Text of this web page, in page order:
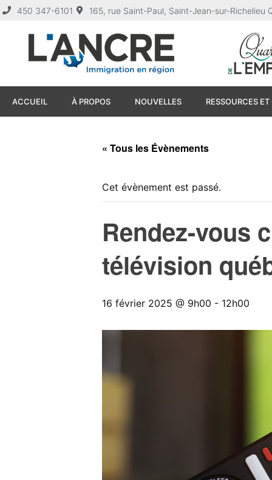
450 347-6101 165, rue Saint-Paul, Saint-Jean-sur-Richelieu
ACCUEIL À PROPOS NOUVELLES RESSOURCES
« Tous les Évènements
Cet évènement est passé.
Rendez-vous
télévision
16 février 2025 @ 9h00 - 12h00